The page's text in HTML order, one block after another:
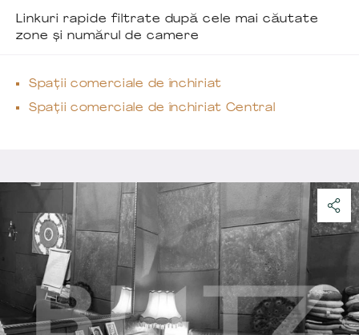
Linkuri rapide filtrate după cele mai căutate
zone și numărul de camere
Spații comerciale de închiriat
Spații comerciale de închiriat Central